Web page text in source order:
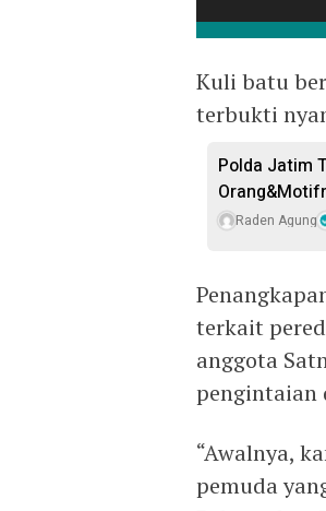
Kuli batu
terbukti
Polda Jatim
Raden Agung
terkait
anggota
pengintaian
“Awalnya,
pemuda